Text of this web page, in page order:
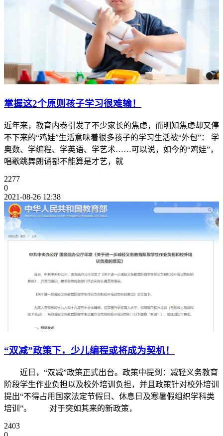
掌握这2个原则孩子学习很难输！
近年来，教育内卷引发了不少家长的焦虑，而明知焦虑却又停
不下来的“鸡娃”生活意味着很多孩子的学习生活被“外包”： 学
奥数、学编程、学英语、学艺术……可以说，如今的“鸡娃”，
唱歌跳舞朗诵都不能算是才艺，就
2277
0
2021-08-26 12:38
“双减”政策下，少儿编程或将成为契机！
近日，“双减”政策正式出台。政策中提到：减轻义务教育
阶段学生作业负担以及校外培训负担，并且政策针对校外培训
提出“不得占用国家法定节假日、休息日及寒暑假组织学科类
培训”。 对于突如其来的新政策，
2403